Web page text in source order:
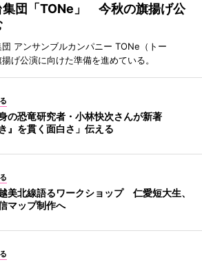
集団「TONe」 今秋の旗揚げ公
アンサンブルカンパニー TONe（トー
げ公演に向けた準備を進めている。
の恐竜研究者・小林快次さんが新著
』を貫く面白さ」伝える
美北線語るワークショップ 仁愛短大生、
マップ制作へ